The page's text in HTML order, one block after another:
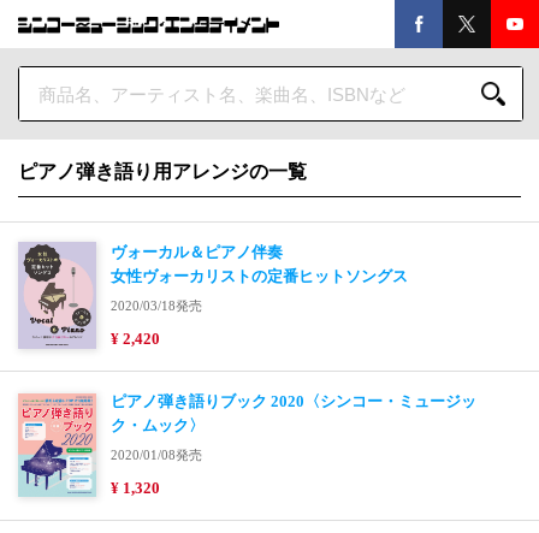
ピアノ弾き語り用アレンジの一覧
ヴォーカル＆ピアノ伴奏
女性ヴォーカリストの定番ヒットソングス
2020/03/18発売
¥ 2,420
ピアノ弾き語りブック 2020〈シンコー・ミュージッ
ク・ムック〉
2020/01/08発売
¥ 1,320